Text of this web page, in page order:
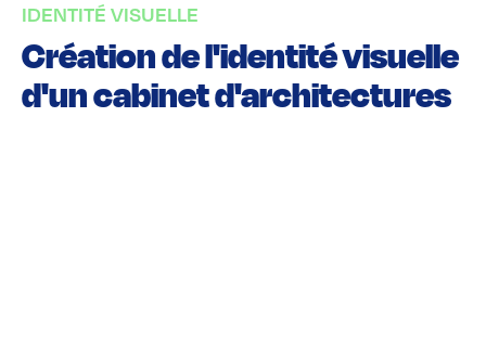
IDENTITÉ VISUELLE
Création de l'identité visuelle
d'un cabinet d'architectures